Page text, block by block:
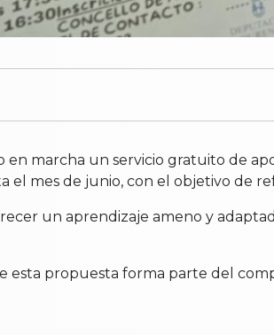
en marcha un servicio gratuito de
el mes de junio, con el objetivo de
un aprendizaje ameno y
esta propuesta forma parte del